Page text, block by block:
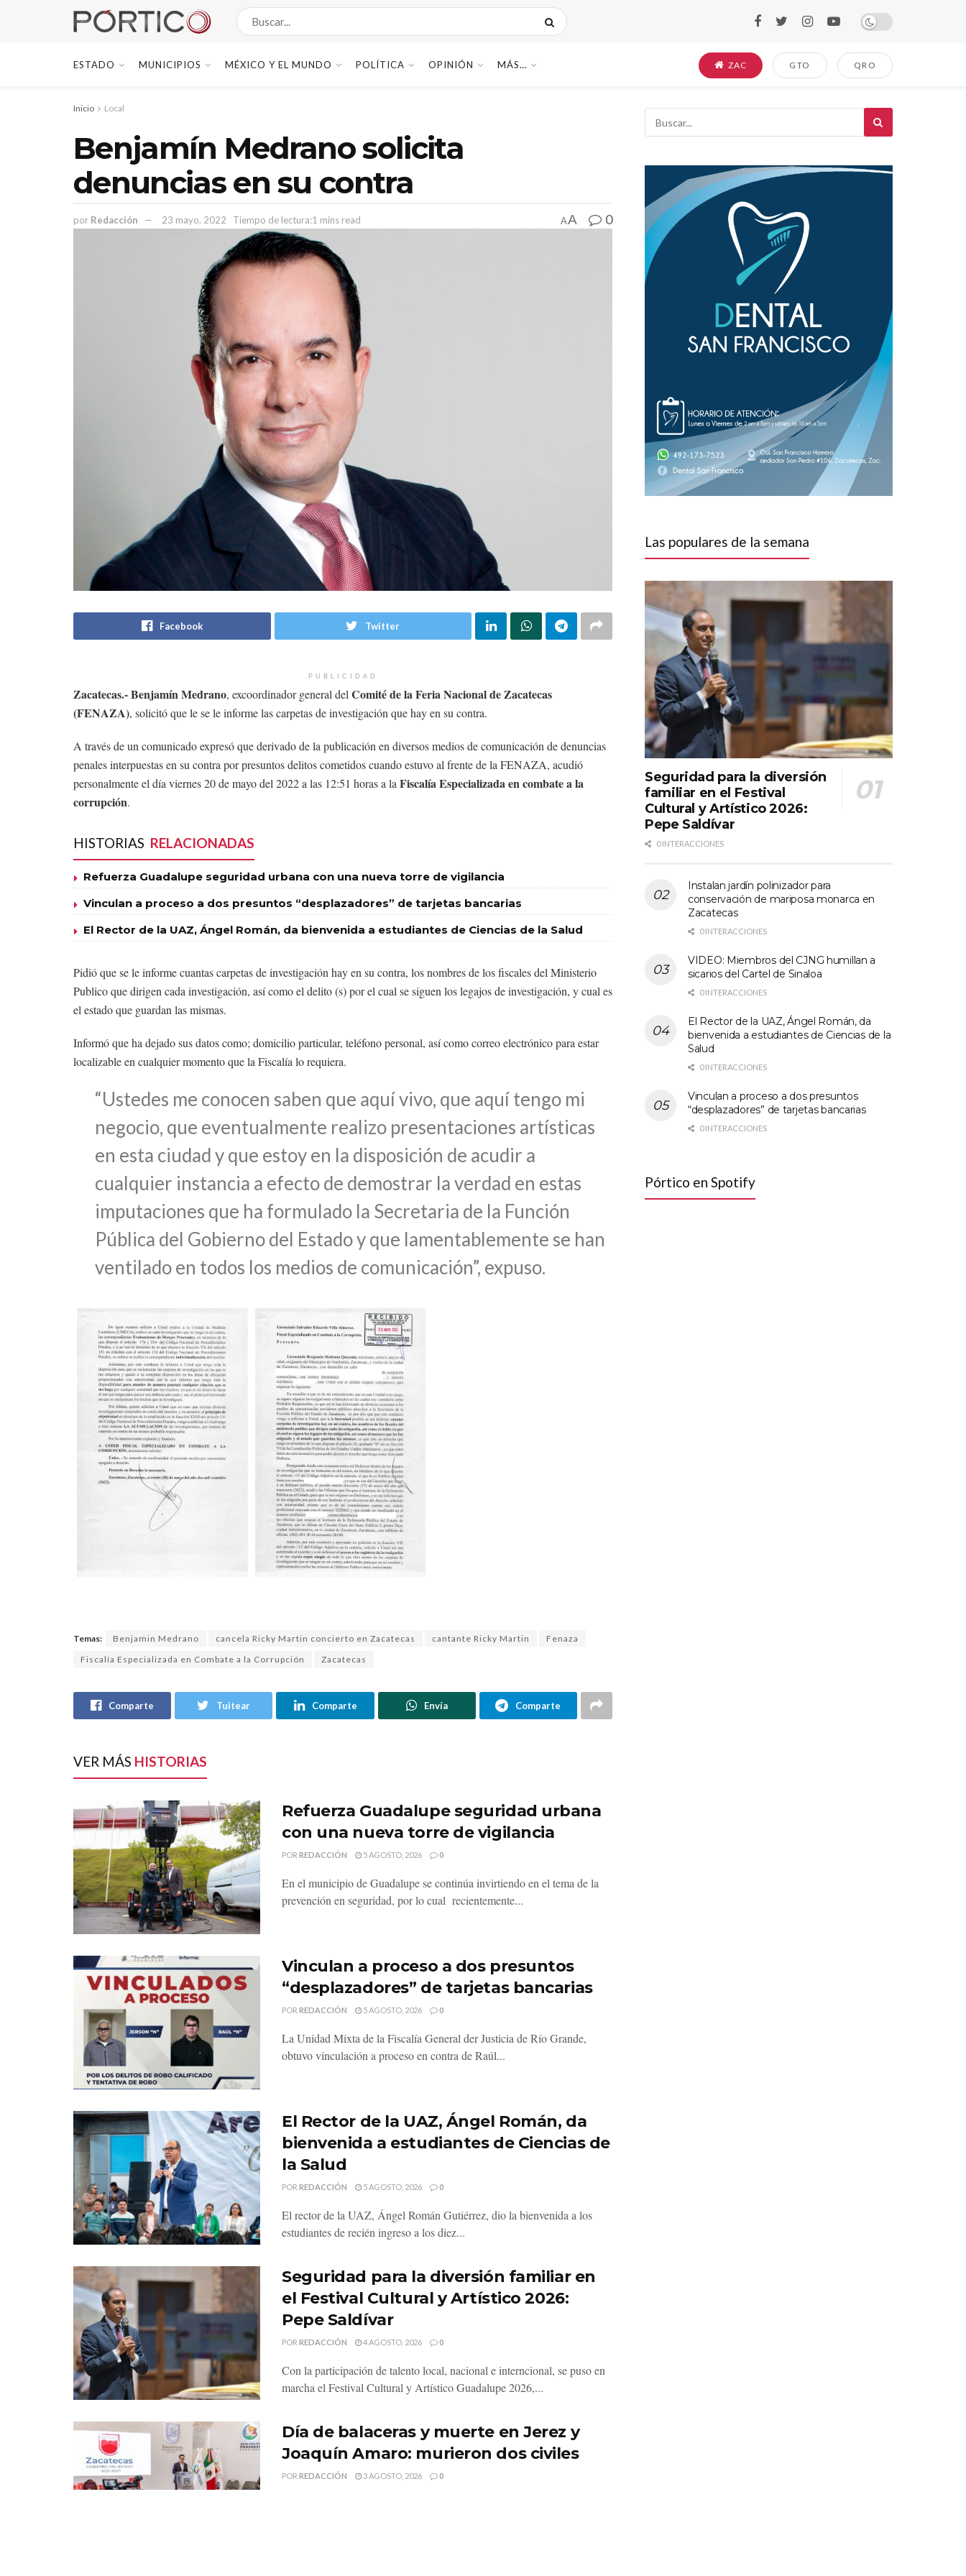
ESTADO MUNICIPIOS MÉXICO Y EL MUNDO POLÍTICA OPINIÓN MÁS… ZAC GTO QRO
Inicio Local
Benjamín Medrano solicita
denuncias en su contra
por Redacción 23 mayo, 2022 Tiempo de lectura:1 mins read AA 0
Facebook Twitter
PUBLICIDAD
Zacatecas.- Benjamín Medrano, excoordinador general del Comité de la Feria Nacional de Zacatecas
(FENAZA), solicitó que le se le informe las carpetas de investigación que hay en su contra.
A través de un comunicado expresó que derivado de la publicación en diversos medios de comunicación de denuncias
penales interpuestas en su contra por presuntos delitos cometidos cuando estuvo al frente de la FENAZA, acudió
personalmente el día viernes 20 de mayo del 2022 a las 12:51 horas a la Fiscalía Especializada en combate a la
corrupción.
HISTORIAS RELACIONADAS
Refuerza Guadalupe seguridad urbana con una nueva torre de vigilancia
Vinculan a proceso a dos presuntos “desplazadores” de tarjetas bancarias
El Rector de la UAZ, Ángel Román, da bienvenida a estudiantes de Ciencias de la Salud
Pidió que se le informe cuantas carpetas de investigación hay en su contra, los nombres de los fiscales del Ministerio
Publico que dirigen cada investigación, así como el delito (s) por el cual se siguen los legajos de investigación, y cual es
el estado que guardan las mismas.
Informó que ha dejado sus datos como; domicilio particular, teléfono personal, así como correo electrónico para estar
localizable en cualquier momento que la Fiscalía lo requiera.
“Ustedes me conocen saben que aquí vivo, que aquí tengo mi
negocio, que eventualmente realizo presentaciones artísticas
en esta ciudad y que estoy en la disposición de acudir a
cualquier instancia a efecto de demostrar la verdad en estas
imputaciones que ha formulado la Secretaria de la Función
Pública del Gobierno del Estado y que lamentablemente se han
ventilado en todos los medios de comunicación”, expuso.
Temas: Benjamin Medrano cancela Ricky Martin concierto en Zacatecas cantante Ricky Martin
Fenaza
Fiscalía Especializada en Combate a la Corrupción
Zacatecas
Comparte Tuitear Comparte Envía Comparte
VER MÁS HISTORIAS
Refuerza Guadalupe seguridad urbana
con una nueva torre de vigilancia
POR REDACCIÓN 5 AGOSTO, 2026 0
En el municipio de Guadalupe se continúa invirtiendo en el tema de la
prevención en seguridad, por lo cual recientemente...
Vinculan a proceso a dos presuntos
“desplazadores” de tarjetas bancarias
POR REDACCIÓN 5 AGOSTO, 2026 0
La Unidad Mixta de la Fiscalía General der Justicia de Río Grande,
obtuvo vinculación a proceso en contra de Raúl...
El Rector de la UAZ, Ángel Román, da
bienvenida a estudiantes de Ciencias de
la Salud
POR REDACCIÓN 5 AGOSTO, 2026 0
El rector de la UAZ, Ángel Román Gutiérrez, dio la bienvenida a los
estudiantes de recién ingreso a los diez...
Seguridad para la diversión familiar en
el Festival Cultural y Artístico 2026:
Pepe Saldívar
POR REDACCIÓN 4 AGOSTO, 2026 0
Con la participación de talento local, nacional e interncional, se puso en
marcha el Festival Cultural y Artístico Guadalupe 2026,...
Día de balaceras y muerte en Jerez y
Joaquín Amaro: murieron dos civiles
POR REDACCIÓN 3 AGOSTO, 2026 0
Las populares de la semana
Seguridad para la diversión
familiar en el Festival
Cultural y Artístico 2026:
Pepe Saldívar
0 INTERACCIONES
Instalan jardín polinizador para
conservación de mariposa monarca en
Zacatecas
0 INTERACCIONES
VIDEO: Miembros del CJNG humillan a
sicarios del Cartel de Sinaloa
0 INTERACCIONES
El Rector de la UAZ, Ángel Román, da
bienvenida a estudiantes de Ciencias de la
Salud
0 INTERACCIONES
Vinculan a proceso a dos presuntos
“desplazadores” de tarjetas bancarias
0 INTERACCIONES
Pórtico en Spotify